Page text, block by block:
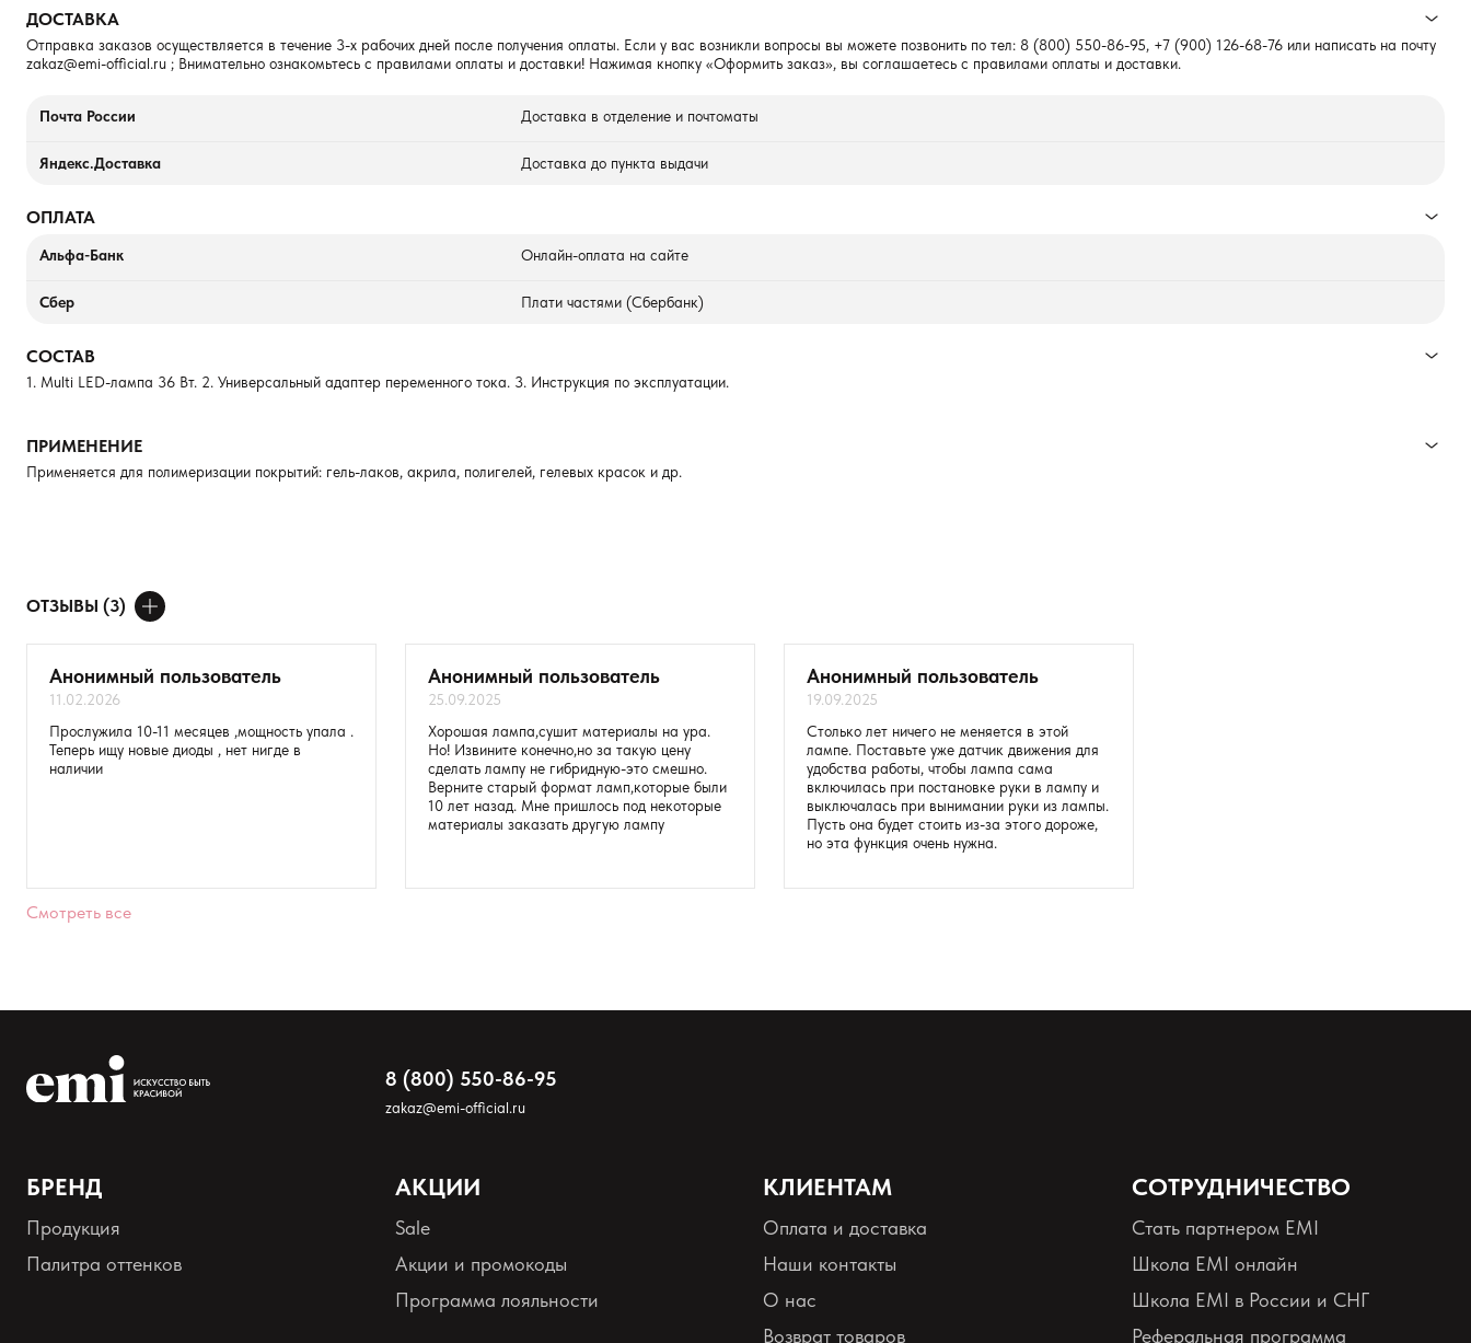
ДОСТАВКА
Отправка заказов осуществляется в течение 3-х рабочих дней после получения оплаты. Если у вас возникли вопросы вы можете позвонить по тел: 8 (800) 550-86-95, +7 (900) 126-68-76 или написать на почту
zakaz@emi-official.ru ; Внимательно ознакомьтесь с правилами оплаты и доставки! Нажимая кнопку «Оформить заказ», вы соглашаетесь с правилами оплаты и доставки.
Почта России Доставка в отделение и почтоматы
Яндекс.Доставка Доставка до пункта выдачи
ОПЛАТА
Альфа-Банк Онлайн-оплата на сайте
Сбер Плати частями (Сбербанк)
СОСТАВ
1. Multi LED-лампа 36 Вт. 2. Универсальный адаптер переменного тока. 3. Инструкция по эксплуатации.
ПРИМЕНЕНИЕ
Применяется для полимеризации покрытий: гель-лаков, акрила, полигелей, гелевых красок и др.
ОТЗЫВЫ (3)
ДОБАВИТЬ ОТЗЫВ
Ваше имя
Товар
Добавьте фото
Анонимный пользователь
11.02.2026
Прослужила 10-11 месяцев ,мощность упала .
Теперь ищу новые диоды , нет нигде в
наличии
Анонимный пользователь
25.09.2025
Хорошая лампа,сушит материалы на ура.
Но! Извините конечно,но за такую цену
сделать лампу не гибридную-это смешно.
Верните старый формат ламп,которые были
10 лет назад. Мне пришлось под некоторые
материалы заказать другую лампу
Анонимный пользователь
19.09.2025
Столько лет ничего не меняется в этой
лампе. Поставьте уже датчик движения для
удобства работы, чтобы лампа сама
включилась при постановке руки в лампу и
выключалась при вынимании руки из лампы.
Пусть она будет стоить из-за этого дороже,
но эта функция очень нужна.
Смотреть все
8 (800) 550-86-95
zakaz@emi-official.ru
БРЕНД
Продукция
Палитра оттенков
АКЦИИ
Sale
Акции и промокоды
Программа лояльности
КЛИЕНТАМ
Оплата и доставка
Наши контакты
О нас
Возврат товаров
СОТРУДНИЧЕСТВО
Стать партнером EMI
Школа EMI онлайн
Школа EMI в России и СНГ
Реферальная программа